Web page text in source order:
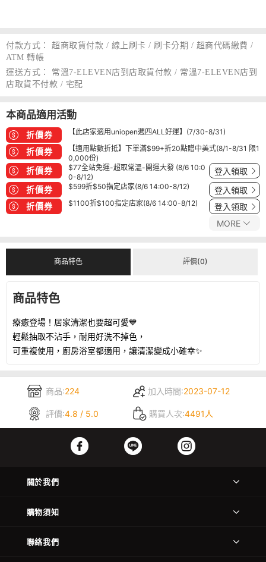
付款方式：
超商取貨付款 / 線上刷卡 / 刷卡分期 / 超商代碼繳費 /
ATM 轉帳
運送方式：
常溫7-ELEVEN店到店取貨付款 / 常溫7-ELEVEN店到
店取貨不付款 / 宅配
本商品適用活動
折價券 【此店家適用uniopen週四ALL好運】(7/30-8/31)
折價券
【適用點數折抵】下單滿$99+折20點贈中美式(8/1-8/31 限1
0,000份)
折價券
$77全站免運-超取常溫-開運大發 (8/6 10:0
0-8/12)
登入領取
折價券 $599折$50指定店家(8/6 14:00-8/12) 登入領取
折價券 $1100折$100指定店家(8/6 14:00-8/12) 登入領取
MORE
商品特色 評價(0)
商品特色
療癒登場！居家清潔也要超可愛💙
輕鬆抽取不沾手，耐用好洗不掉色，
可重複使用，廚房浴室都適用，讓清潔變成小確幸✨
商品:224 加入時間:2023-07-12
評價:4.8 / 5.0 購買人次:4491人
關於我們
購物須知
聯絡我們